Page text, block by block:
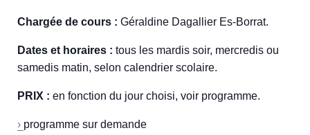
Chargée de cours : Géraldine Dagallier Es-Borrat.
Dates et horaires : tous les mardis soir, mercredis ou
samedis matin, selon calendrier scolaire.
PRIX : en fonction du jour choisi, voir programme.
› programme sur demande